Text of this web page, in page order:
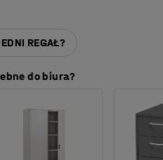
REGAŁ?
do biura?